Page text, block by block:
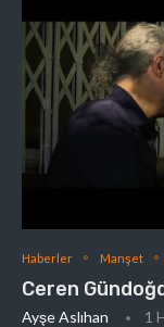
Haberler Manşet
Ceren
Ayşe Aslıhan 1